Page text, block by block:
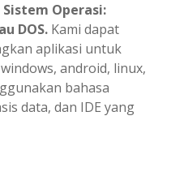
Operasi:
DOS. Kami dapat
aplikasi untuk
android, linux,
bahasa
data, dan IDE yang